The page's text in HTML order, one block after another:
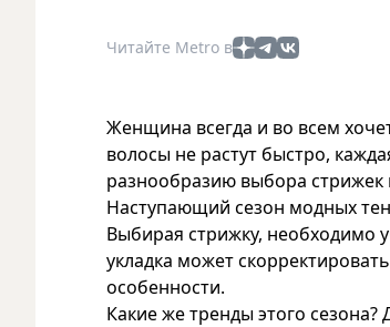
Читайте Metro в
Женщина всегда и во всем
волосы не растут быстро,
разнообразию выбора стрижек
Наступающий сезон модных
Выбирая стрижку, необходимо
укладка может
особенности.
Какие же тренды этого